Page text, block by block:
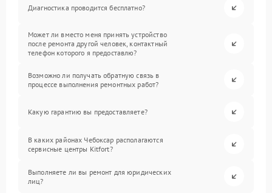
Диагностика проводится бесплатно?
Может ли вместо меня принять устройство
после ремонта другой человек, контактный
телефон которого я предоставлю?
Возможно ли получать обратную связь в
процессе выполнения ремонтных работ?
Какую гарантию вы предоставляете?
В каких районах Чебоксар располагаются
сервисные центры Kitfort?
Выполняете ли вы ремонт для юридических
лиц?